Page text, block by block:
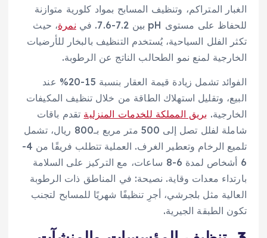
الغبار المتراكم، وتنظيف المسابح بمواد كلورية متوازنة
للحفاظ على مستوى pH بين 7.2-7.6. في
نمرة، حيث
تكثر الفلل السياحية، يُستخدم التنظيف بالبخار للأرضيات
الخارجية لمنع نمو الطحالب الناتج عن الرطوبة.
الفوائد تشمل زيادة قيمة العقار بنسبة 15-20% عند
البيع، وتقليل استهلاك الطاقة من خلال تنظيف المكيفات
الخارجية. بريق المملكة للخدمات المنزلية تقدم باقات
شاملة لفلل تصل إلى 500 متر مربع بـ800 ريال، تشمل
تلميع الرخام وتعطير الغرف. العملية تتطلب فريقًا من 4-
6 أشخاص لمدة 6-8 ساعات، مع التركيز على السلامة
بارتداء معدات وقاية. نصيحة: في المناطق ذات الرطوبة
العالية مثل بلجرشي، أجرِ تنظيفًا شهريًا للمسابح لتجنب
تكون الطبقة الجيرية.